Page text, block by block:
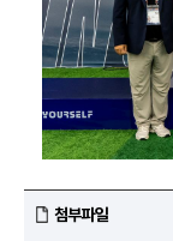
첨부파일